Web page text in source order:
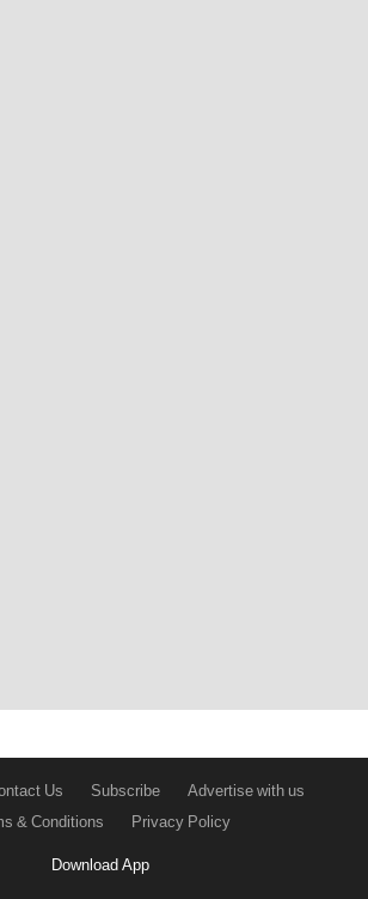
Us Subscribe
Advertise with us
& Conditions
Privacy Policy
Download App